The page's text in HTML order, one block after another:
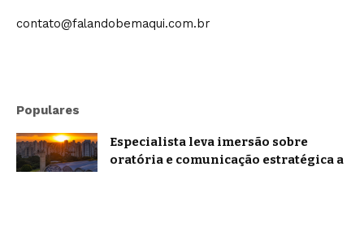
contato@falandobemaqui.com.br
Populares
Especialista leva imersão sobre
oratória e comunicação estratégica a